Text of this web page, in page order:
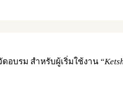
อบรม สำหรับผู้เริ่มใช้งาน “